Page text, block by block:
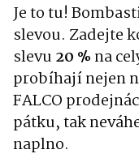
Je to tu!
slevou. Zadejte
slevu 20 % na
probíhají nejen
FALCO
pátku, tak
naplno.